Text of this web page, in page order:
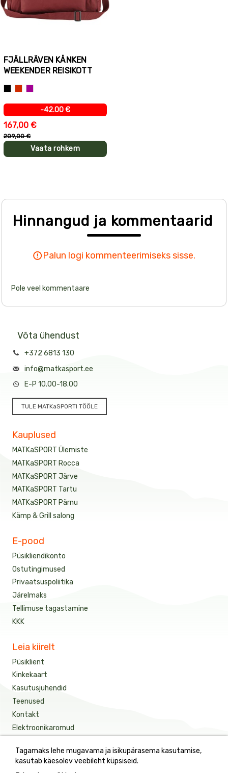
FJÄLLRÄVEN KÅNKEN
WEEKENDER REISIKOTT
-42.00 €
167,00 €
209,00 €
Vaata rohkem
Hinnangud ja kommentaarid
Palun logi kommenteerimiseks sisse.
Pole veel kommentaare
Võta ühendust
+372 6813 130
info@matkasport.ee
E-P 10.00-18.00
TULE MATKaSPORTI TÖÖLE
Kauplused
MATKaSPORT Ülemiste
MATKaSPORT Rocca
MATKaSPORT Järve
MATKaSPORT Tartu
MATKaSPORT Pärnu
Kämp & Grill salong
E-pood
Püsikliendikonto
Ostutingimused
Privaatsuspoliitika
Järelmaks
Tellimuse tagastamine
KKK
Leia kiirelt
Püsiklient
Kinkekaart
Kasutusjuhendid
Teenused
Kontakt
Elektroonikaromud
Saage meie värskeimaid uudiseid ja eripakkumisi
Tagamaks lehe mugavama ja isikupärasema kasutamise,
kasutab käesolev veebileht küpsiseid.